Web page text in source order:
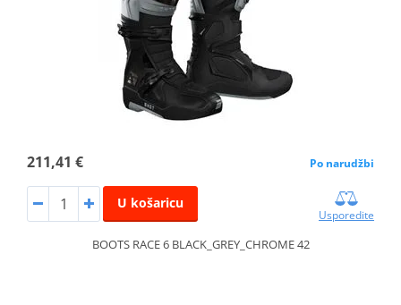
211,41 € Po narudžbi
U košaricu
Usporedite
BOOTS RACE 6 BLACK_GREY_CHROME 42